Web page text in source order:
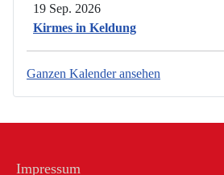
19 Sep. 2026
Kirmes in Keldung
Ganzen Kalender ansehen
Impressum